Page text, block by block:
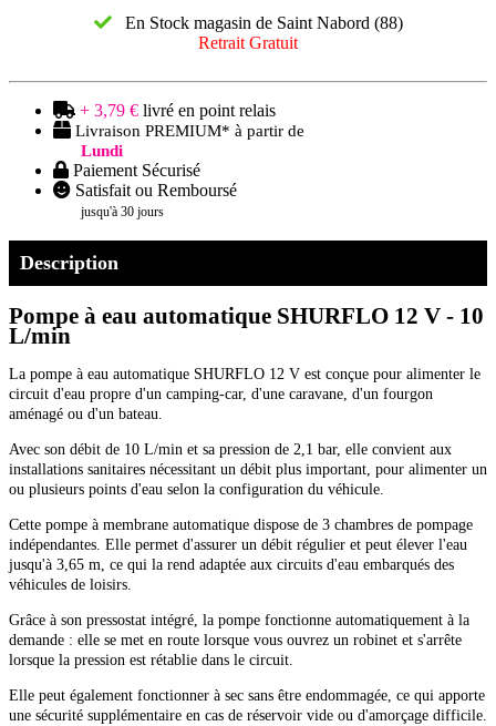
En Stock magasin de Saint Nabord (88)
Retrait Gratuit
+ 3,79 € livré en point relais
Livraison PREMIUM* à partir de
Lundi
Paiement Sécurisé
Satisfait ou Remboursé
jusqu'à 30 jours
Description
Pompe à eau automatique SHURFLO 12 V - 10
L/min
La pompe à eau automatique SHURFLO 12 V est conçue pour alimenter le
circuit d'eau propre d'un camping-car, d'une caravane, d'un fourgon
aménagé ou d'un bateau.
Avec son débit de 10 L/min et sa pression de 2,1 bar, elle convient aux
installations sanitaires nécessitant un débit plus important, pour alimenter un
ou plusieurs points d'eau selon la configuration du véhicule.
Cette pompe à membrane automatique dispose de 3 chambres de pompage
indépendantes. Elle permet d'assurer un débit régulier et peut élever l'eau
jusqu'à 3,65 m, ce qui la rend adaptée aux circuits d'eau embarqués des
véhicules de loisirs.
Grâce à son pressostat intégré, la pompe fonctionne automatiquement à la
demande : elle se met en route lorsque vous ouvrez un robinet et s'arrête
lorsque la pression est rétablie dans le circuit.
Elle peut également fonctionner à sec sans être endommagée, ce qui apporte
une sécurité supplémentaire en cas de réservoir vide ou d'amorçage difficile.